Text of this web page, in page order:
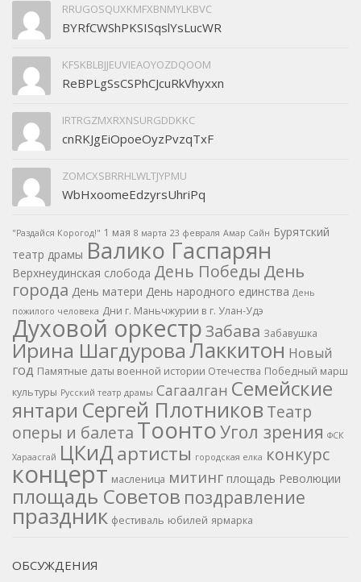
RRUGOSQUXKMFXBNMYLKBVC
BYRfCWShPKSISqslYsLucWR
KFSKBLBJJEUVIEAOYOZDQOOM
ReBPLgSsCSPhCJcuRkVhyxxn
IRTRGZMXRXNSURGDDKKC
cnRKJgEiOpoeOyzPvzqTxF
ZOMCXSBRRHLWLTJYPMU
WbHxoomeEdzyrsUhriPq
"Раздайся Корогод!" 1 мая 8 марта 23 февраля Амар Сайн Бурятский
театр драмы Валико Гаспарян
Верхнеудинская слобода День Победы День
города День матери День народного единства День
пожилого человека Дни г. Маньчжурии в г. Улан-Удэ
Духовой оркестрЗабава Забавушка
Ирина ШагдуроваЛаккитон Новый
год Памятные даты военной истории Отечества Победный марш
культуры Русский театр драмы Сагаалган Семейские
янтари Сергей Плотников Театр
оперы и балета ТоонтоУгол зрения ФСК
Хараасгай ЦКиДартисты городская елка конкурс
концерт масленица митинг площадь Революции
площадь Советов поздравление
праздник фестиваль юбилей ярмарка
ОБСУЖДЕНИЯ